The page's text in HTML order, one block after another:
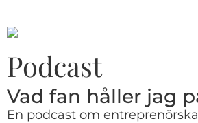
Podcast
Vad fan håller jag
En podcast om